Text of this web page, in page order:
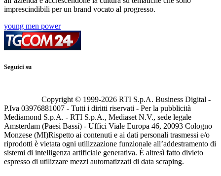
imprescindibili per un brand vocato al progresso.
young men power
Seguici su
Copyright © 1999-2026 RTI S.p.A. Business Digital -
P.Iva 03976881007 - Tutti i diritti riservati - Per la pubblicità
Mediamond S.p.A. - RTI S.p.A., Mediaset N.V., sede legale
Amsterdam (Paesi Bassi) - Uffici Viale Europa 46, 20093 Cologno
Monzese (MI)Rispetto ai contenuti e ai dati personali trasmessi e/o
riprodotti è vietata ogni utilizzazione funzionale all’addestramento di
sistemi di intelligenza artificiale generativa. È altresì fatto divieto
espresso di utilizzare mezzi automatizzati di data scraping.